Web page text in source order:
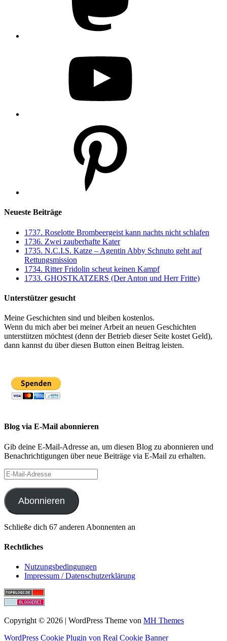
Neueste Beiträge
1737. Roselotte Brombeergeist kann nachts nicht schlafen
1736. Zwei zauberhafte Kater
1735. N.C.I.S. Katze – Agentin Abby Schnuto geht auf
Rettungsmission
1734. Ritter Fridolin scheut keinen Kampf
1733. GHOSTKATZERS (Der Anton und Herr Fritte)
Unterstützer gesucht
Meine Geschichten sind und bleiben kostenlos.
Wenn du mich aber bei meiner Arbeit an neuen Geschichten
unterstützen möchtest (denn der Betrieb dieser Seite kostet Geld),
dann kannst du über diesen Button einen Beitrag leisten.
Blog via E-Mail abonnieren
Gib deine E-Mail-Adresse an, um diesen Blog zu abonnieren und
Benachrichtigungen über neue Beiträge via E-Mail zu erhalten.
E-
Mail-
Adresse
Abonnieren
Schließe dich 67 anderen Abonnenten an
Rechtliches
Nutzungsbedingungen
Impressum / Datenschutzerklärung
Copyright © 2026 | WordPress Theme von MH Themes
WordPress Cookie Plugin von Real Cookie Banner